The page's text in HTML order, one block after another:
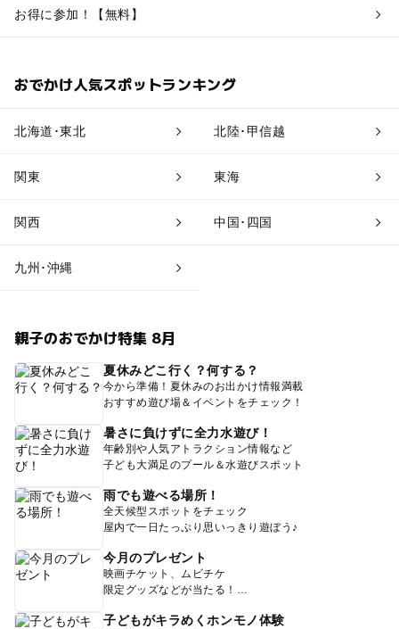
お得に参加！【無料】
おでかけ人気スポットランキング
北海道･東北 北陸･甲信越
関東 東海
関西 中国･四国
九州･沖縄
親子のおでかけ特集 8月
夏休みどこ行く？何する？
今から準備！夏休みのお出かけ情報満載
おすすめ遊び場＆イベントをチェック！
暑さに負けずに全力水遊び！
年齢別や人気アトラクション情報など
子ども大満足のプール＆水遊びスポット
雨でも遊べる場所！
全天候型スポットをチェック
屋内で一日たっぷり思いっきり遊ぼう♪
今月のプレゼント
映画チケット、ムビチケ
限定グッズなどが当たる！
子どもがキラめくホンモノ体験